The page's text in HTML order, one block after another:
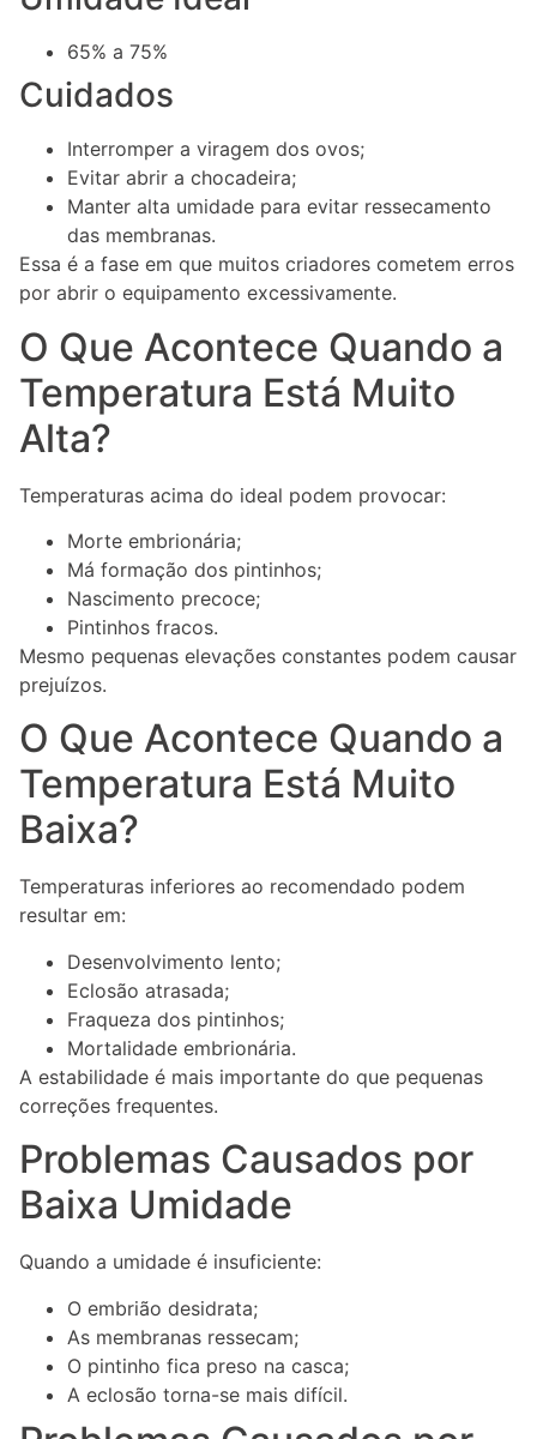
65% a 75%
Cuidados
Interromper a viragem dos ovos;
Evitar abrir a chocadeira;
Manter alta umidade para evitar ressecamento
das membranas.
Essa é a fase em que muitos criadores cometem erros
por abrir o equipamento excessivamente.
O Que Acontece Quando a
Temperatura Está Muito
Alta?
Temperaturas acima do ideal podem provocar:
Morte embrionária;
Má formação dos pintinhos;
Nascimento precoce;
Pintinhos fracos.
Mesmo pequenas elevações constantes podem causar
prejuízos.
O Que Acontece Quando a
Temperatura Está Muito
Baixa?
Temperaturas inferiores ao recomendado podem
resultar em:
Desenvolvimento lento;
Eclosão atrasada;
Fraqueza dos pintinhos;
Mortalidade embrionária.
A estabilidade é mais importante do que pequenas
correções frequentes.
Problemas Causados por
Baixa Umidade
Quando a umidade é insuficiente:
O embrião desidrata;
As membranas ressecam;
O pintinho fica preso na casca;
A eclosão torna-se mais difícil.